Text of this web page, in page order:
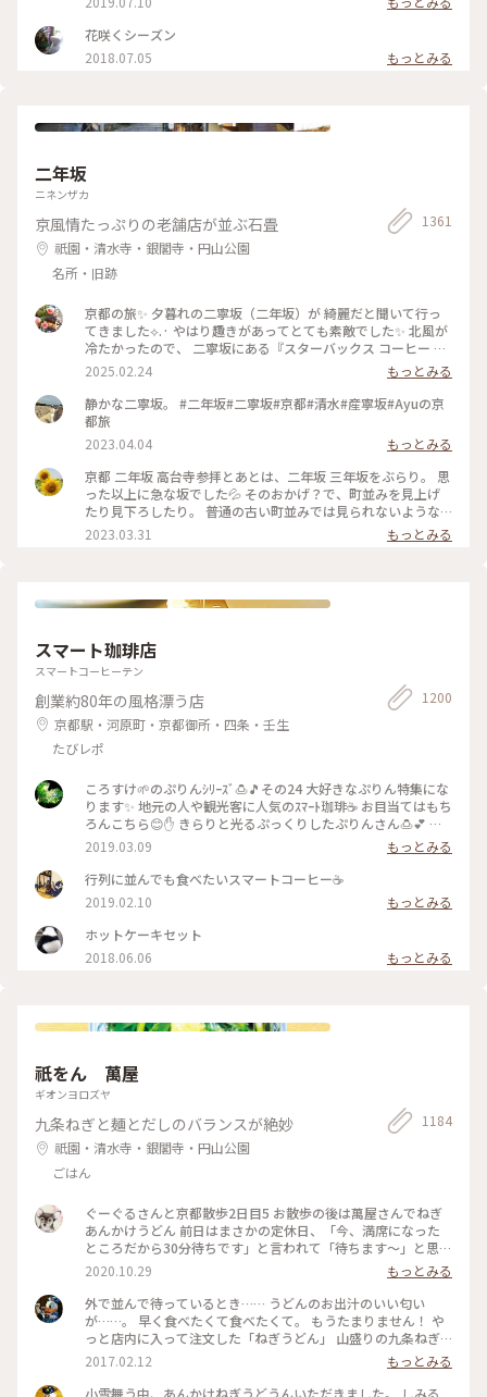
ことりっぷ2022 #Myことりっぷ #京都カフェ #ブックカフ
ェ #読書 #ガトーショコラ #コーヒー
は パンも販売してます。こちらも魅力的でしたが またの機会
に〜 #京都#カフェ#レモンタルト
花咲くシーズン
2018.07.05
もっとみる
二年坂
ニネンザカ
京風情たっぷりの老舗店が並ぶ石畳
祇園・清水寺・銀閣寺・円山公園
名所・旧跡
1361
京都の旅✨ 夕暮れの二寧坂（二年坂）が 綺麗だと聞いて行っ
てきました︎︎⟡.· やはり趣きがあってとても素敵でした✨ 北風が
冷たかったので、 二寧坂にある『スターバックス コーヒー 京
都二寧坂ヤサカ茶屋店』さんへ行き コーヒーであたたまりま
した☕️✨ 抹茶バターサンドも美味しかった♡ こちらのスタバ
は、 築100年を超える伝統的な日本家屋の店舗で、 畳の間で
コーヒー体験が楽しめます。 私の隣にいた観光客さんが、 畳
の間はどこかと聞いてこられたので こちらですよとお伝えし
ました😊 観光客さんは「ここに来るのが 夢だったんです✨」
と話していました。 その気持ちがよくわかります。 とても素
敵なスタバでした⟡.·*. のんびりと散策が楽しい 夕暮れのニ寧
坂でした(˶ˊᵕˋ˵)✨ #二寧坂 #二年坂 #京都 #京都旅 #スターバ
ックスコーヒー京都二寧坂ヤサカ茶屋店 #スタバ #ぽかぽか #
夕暮れの二寧坂
2025.02.24
もっとみる
静かな二寧坂。 #二年坂#二寧坂#京都#清水#産寧坂#Ayuの京
都旅
2023.04.04
もっとみる
京都 二年坂 高台寺参拝とあとは、二年坂 三年坂をぶらり。 思
った以上に急な坂でした💦 そのおかげ？で、町並みを見上げ
たり見下ろしたり。 普通の古い町並みでは見られないような
風景でした。 そして、見たかった町並み越しの五重塔✨ ちょ
うどお庭からしだれ桜の枝が出ていて、フォトスポットになっ
お花見 #桜
2023.03.31 もっとみる
スマート珈琲店
スマートコーヒーテン
創業約80年の風格漂う店
京都駅・河原町・京都御所・四条・壬生
たびレポ
1200
ころすけ🌱のぷりんｼﾘｰｽﾞ🍮🎵その24 大好きなぷりん特集にな
ります✨ 地元の人や観光客に人気のｽﾏｰﾄ珈琲☕️ お目当てはもち
ろんこちら😊✋ きらりと光るぷっくりしたぷりんさん🍮💕 固
めで卵を感じる昔ながらのお味です😊ｶﾗﾒﾙｿｰｽはとても優しく
苦味がなくて美味しかった～(*´∀｀*)🎶 ｶﾞﾗｽのお皿もお店の
昭和ﾚﾄﾛな雰囲気にぴったり合っていました💓たまごｻﾝﾄﾞもﾎｯﾄ
ｹｰｷも美味しくて京都に来たらおすすめな喫茶店です🍴 #スマ
ート珈琲 #ぷりん #プリン #昔ながら #光る #レトロ #昭和レト
ロ #喫茶店 #お目当て #自家製 #京都 #ぷりんシリーズ
2019.03.09
もっとみる
行列に並んでも食べたいスマートコーヒー☕️
2019.02.10
もっとみる
ホットケーキセット
2018.06.06
もっとみる
祇をん 萬屋
ギオンヨロズヤ
九条ねぎと麺とだしのバランスが絶妙
祇園・清水寺・銀閣寺・円山公園
ごはん
1184
ぐーぐるさんと京都散歩2日目5 お散歩の後は萬屋さんでねぎ
あんかけうどん 前日はまさかの定休日、「今、満席になった
ところだから30分待ちです」と言われて「待ちます〜」と思わ
ず♡︎😆 検温もして無事にいただきました❣️ #小さな秋 #京都 #
食欲の秋
2020.10.29
もっとみる
外で並んで待っているとき…… うどんのお出汁のいい匂い
が……。 早く食べたくて食べたくて。 もうたまりません！ や
っと店内に入って注文した「ねぎうどん」 山盛りの九条ねぎ
と、おろし生姜がのってやってきました！ あ～～もう幸せ
～！ 出汁の匂いを嗅ぎながら、ねぎと生姜、ねぎとうどん、
出汁の順で、あっという間に平らげてしまいました。 食べ終
2017.02.12
もっとみる
小雪舞う中、あんかけねぎうどうんいただきました。 しみる